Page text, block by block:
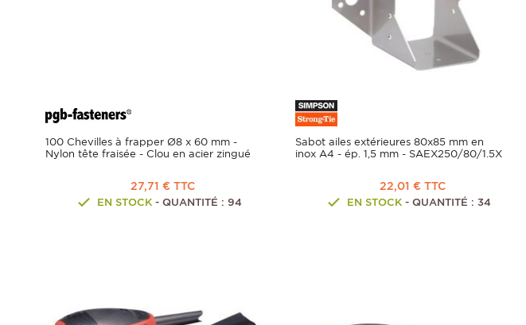
100 Chevilles à frapper Ø8 x 60 mm -
Nylon tête fraisée - Clou en acier zingué
27,71 € TTC
EN STOCK- QUANTITÉ : 94
Sabot ailes extérieures 80x85 mm en
inox A4 - ép. 1,5 mm - SAEX250/80/1.5X
22,01 € TTC
EN STOCK - QUANTITÉ : 34